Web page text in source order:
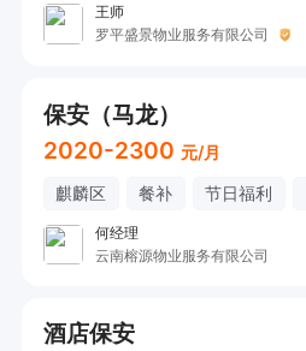
王师
罗平盛景物业服务有限公司
保安（马龙）
2020-2300 元/月
麒麟区 餐补 节日福利
何经理
云南榕源物业服务有限公司
酒店保安